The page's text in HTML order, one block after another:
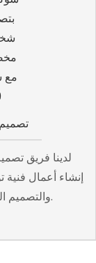
لدينا فريق
إنشاء أعمال فنية
والتصميم الجرافيكي لك.